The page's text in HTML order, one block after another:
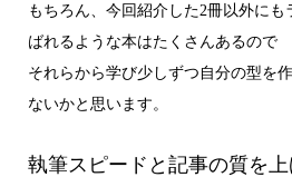
もちろん、今回紹介した2冊以外に
ばれるような本はたくさんあるので
それらから学び少しずつ自分の型を
ないかと思います。
執筆スピードと記事の質を